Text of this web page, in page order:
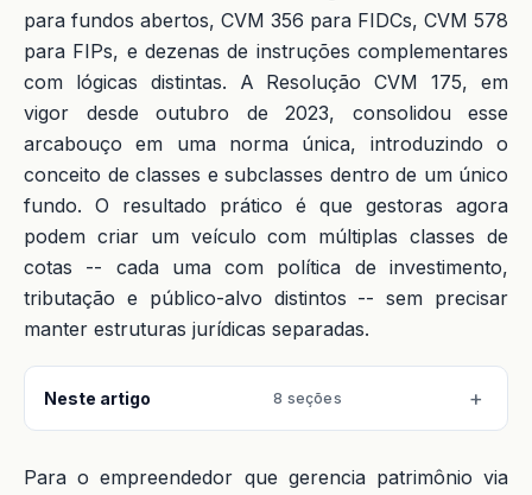
para fundos abertos, CVM 356 para FIDCs, CVM 578
para FIPs, e dezenas de instruções complementares
com lógicas distintas. A Resolução CVM 175, em
vigor desde outubro de 2023, consolidou esse
arcabouço em uma norma única, introduzindo o
conceito de classes e subclasses dentro de um único
fundo. O resultado prático é que gestoras agora
podem criar um veículo com múltiplas classes de
cotas -- cada uma com política de investimento,
tributação e público-alvo distintos -- sem precisar
manter estruturas jurídicas separadas.
Neste artigo 8 seções
Para o empreendedor que gerencia patrimônio via